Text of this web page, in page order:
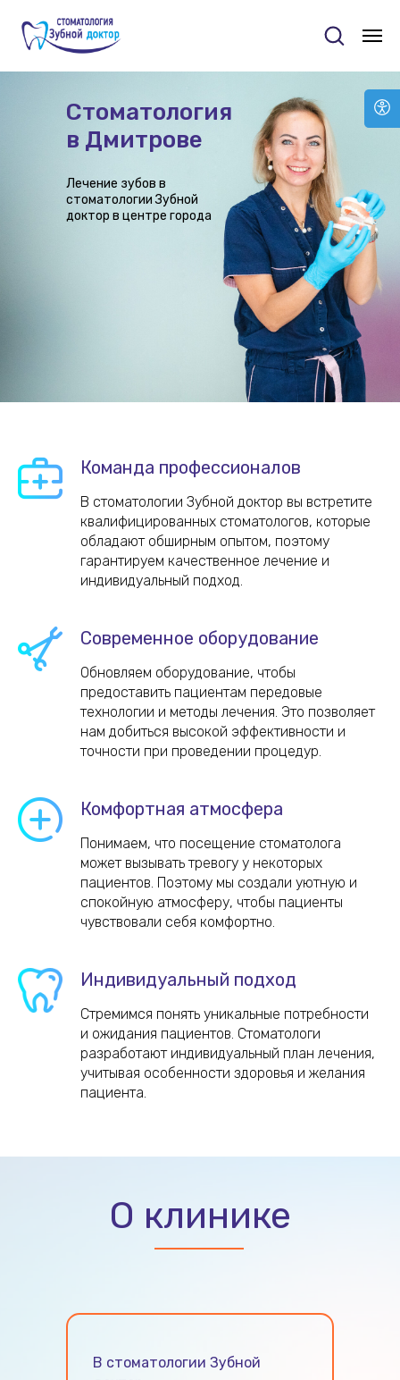
Стоматология
в Дмитрове
Лечение зубов в
стоматологии Зубной
доктор в центре города
Команда профессионалов
В стоматологии Зубной доктор вы встретите
квалифицированных стоматологов, которые
обладают обширным опытом, поэтому
гарантируем качественное лечение и
индивидуальный подход.
Современное оборудование
Обновляем оборудование, чтобы
предоставить пациентам передовые
технологии и методы лечения. Это позволяет
нам добиться высокой эффективности и
точности при проведении процедур.
Комфортная атмосфера
Понимаем, что посещение стоматолога
может вызывать тревогу у некоторых
пациентов. Поэтому мы создали уютную и
спокойную атмосферу, чтобы пациенты
чувствовали себя комфортно.
Индивидуальный подход
Стремимся понять уникальные потребности
и ожидания пациентов. Стоматологи
разработают индивидуальный план лечения,
учитывая особенности здоровья и желания
пациента.
В стоматологии Зубной
О клинике